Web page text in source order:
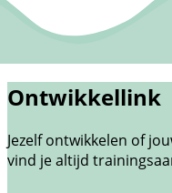
Ontwikkellink
Jezelf ontwikkelen of
vind je altijd